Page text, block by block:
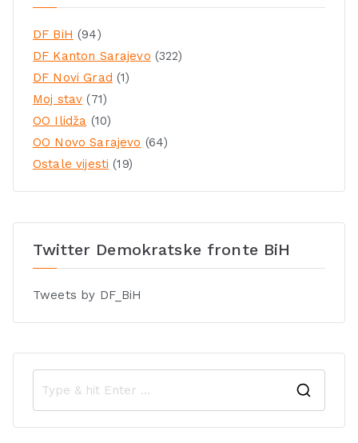
DF BiH (94)
DF Kanton Sarajevo (322)
DF Novi Grad (1)
Moj stav (71)
OO Ilidža (10)
OO Novo Sarajevo (64)
Ostale vijesti (19)
Twitter Demokratske fronte BiH
Tweets by DF_BiH